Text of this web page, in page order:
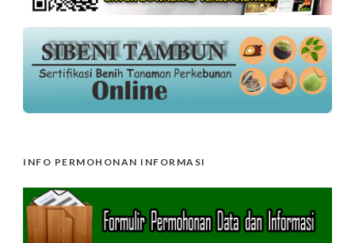
INFO PERMOHONAN INFORMASI